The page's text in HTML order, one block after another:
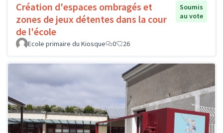
Création d'espaces ombragés et
zones de jeux détentes dans la cour
de l'école
Soumis
au vote
Ecole primaire du Kiosque 0 26